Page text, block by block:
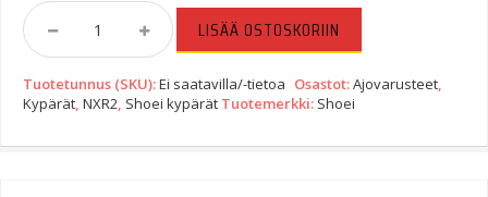
Shoei
NXR2
Quantity
LISÄÄ OSTOSKORIIN
Tuotetunnus (SKU):Ei saatavilla/-tietoa Osastot:Ajovarusteet,
Kypärät, NXR2, Shoei kypärät Tuotemerkki: Shoei